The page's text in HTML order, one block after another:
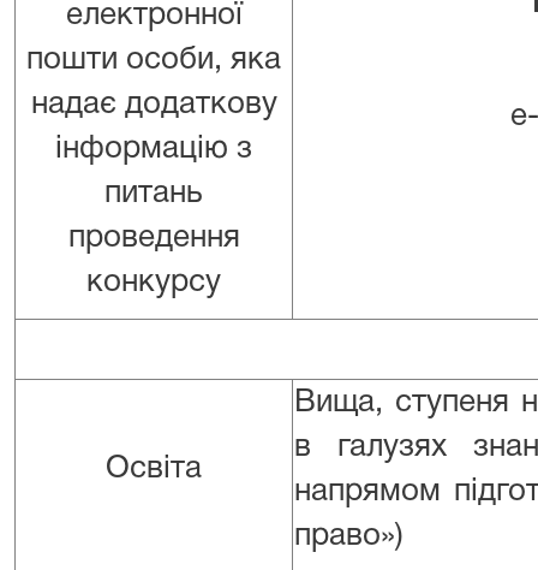
електронної
пошти особи, яка
надає додаткову
інформацію з
питань
проведення
конкурсу
Освіта
Вища, ступеня
в галузях
напрямом
право»)